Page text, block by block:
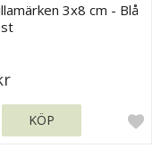
3x8 cm - Blå
KÖP